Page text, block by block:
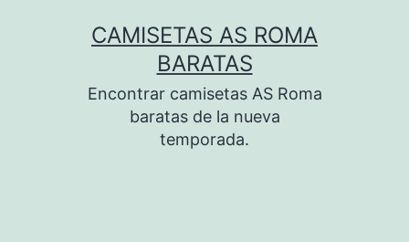
CAMISETAS AS ROMA
BARATAS
Encontrar camisetas AS Roma
baratas de la nueva
temporada.